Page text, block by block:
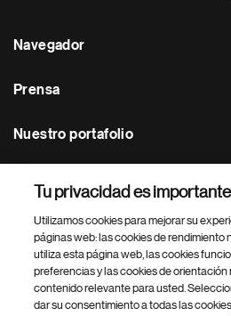
Navegador
Prensa
Nuestro portafolio
Footer Site Search
Tu privacidad es
Utilizamos cookies para mejorar su
páginas web: las cookies de rendimiento
utiliza esta página web, las cookies
preferencias y las cookies de
contenido relevante para usted.
dar su consentimiento a todas las